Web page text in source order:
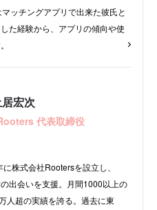
リでマッチング数を増や
ャンペーン情報を紹
)
「近道」！素敵な出会い
ッチングアプリで出来た彼氏と
た経験から、アプリの傾向や使
宏次
代表取締役
株式会社Rootersを設立し、
出会いを支援。月間1000以上の
人超の実績を誇る。過去に東